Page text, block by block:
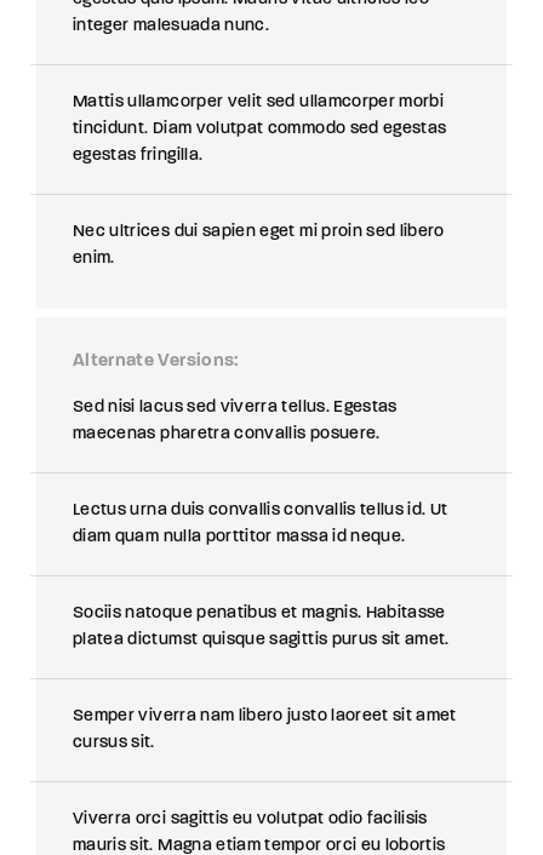
integer malesuada nunc.
Mattis ullamcorper velit sed ullamcorper morbi
tincidunt. Diam volutpat commodo sed egestas
egestas fringilla.
Nec ultrices dui sapien eget mi proin sed libero
enim.
Alternate Versions
Sed nisi lacus sed viverra tellus. Egestas
maecenas pharetra convallis posuere.
Lectus urna duis convallis convallis tellus id. Ut
diam quam nulla porttitor massa id neque.
Sociis natoque penatibus et magnis. Habitasse
platea dictumst quisque sagittis purus sit amet.
Semper viverra nam libero justo laoreet sit amet
cursus sit.
Viverra orci sagittis eu volutpat odio facilisis
mauris sit. Magna etiam tempor orci eu lobortis